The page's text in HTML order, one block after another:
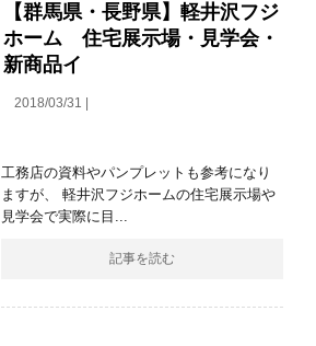
【群馬県・長野県】軽井沢フジ
ホーム 住宅展示場・見学会・
新商品イ
2018/03/31 |
工務店の資料やパンプレットも参考になり
ますが、 軽井沢フジホームの住宅展示場や
見学会で実際に目...
記事を読む